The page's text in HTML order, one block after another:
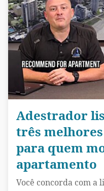
Adestrador
três melhores
para quem
apartamento
Você concorda com a